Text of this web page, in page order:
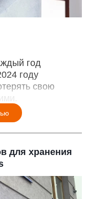
год
году
свою
для хранения